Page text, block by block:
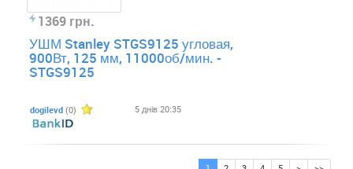
1369 грн.
УШМ Stanley STGS9125 угловая,
900Вт, 125 мм, 11000об/мин. -
STGS9125
dogilevd (0) 5 днів 20:35